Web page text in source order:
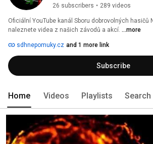
26 subscribers • 289 videos
Oficiální YouTube kanál Sboru dobrovolných hasičů
naleznete videa z našich závodů a akcí. ...more
sdhnepomuky.cz and 1 more link
Subscribe
Home Videos Playlists Search